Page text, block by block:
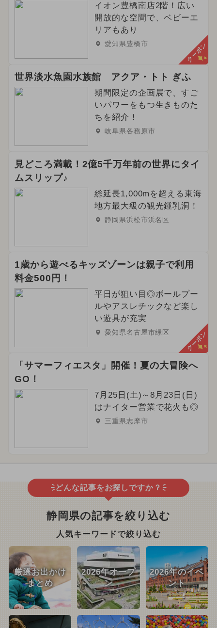
イオン豊橋南店2階！広い
開放的な空間で、ベビーエ
リアもあり
愛知県豊橋市 クーポン
世界淡水魚園水族館 アクア・トト ぎふ
期間限定の企画展で、すご
いパワーをもつ生きものた
ちを紹介！
岐阜県各務原市
見どころ満載！2億5千万年前の世界にタイ
ムスリップ♪
総延長1,000mを超える東海
地方最大級の観光鍾乳洞！
静岡県浜松市浜名区
1歳から遊べるキッズゾーンは親子で利用
料金500円！
平日が狙い目◎ボールプー
ルやアスレチックなど楽し
い遊具が充実
愛知県名古屋市緑区 クーポン
「サマーフィエスタ」開催！夏の大冒険へ
GO！
7月25日(土)～8月23日(日)
はナイター営業で花火も◎
三重県志摩市
どんな記事をお探しですか？
静岡県の記事を絞り込む
人気キーワードで絞り込む
厳選お出かけ
まとめ
2026年オープ
ン
2026年のイベ
ント